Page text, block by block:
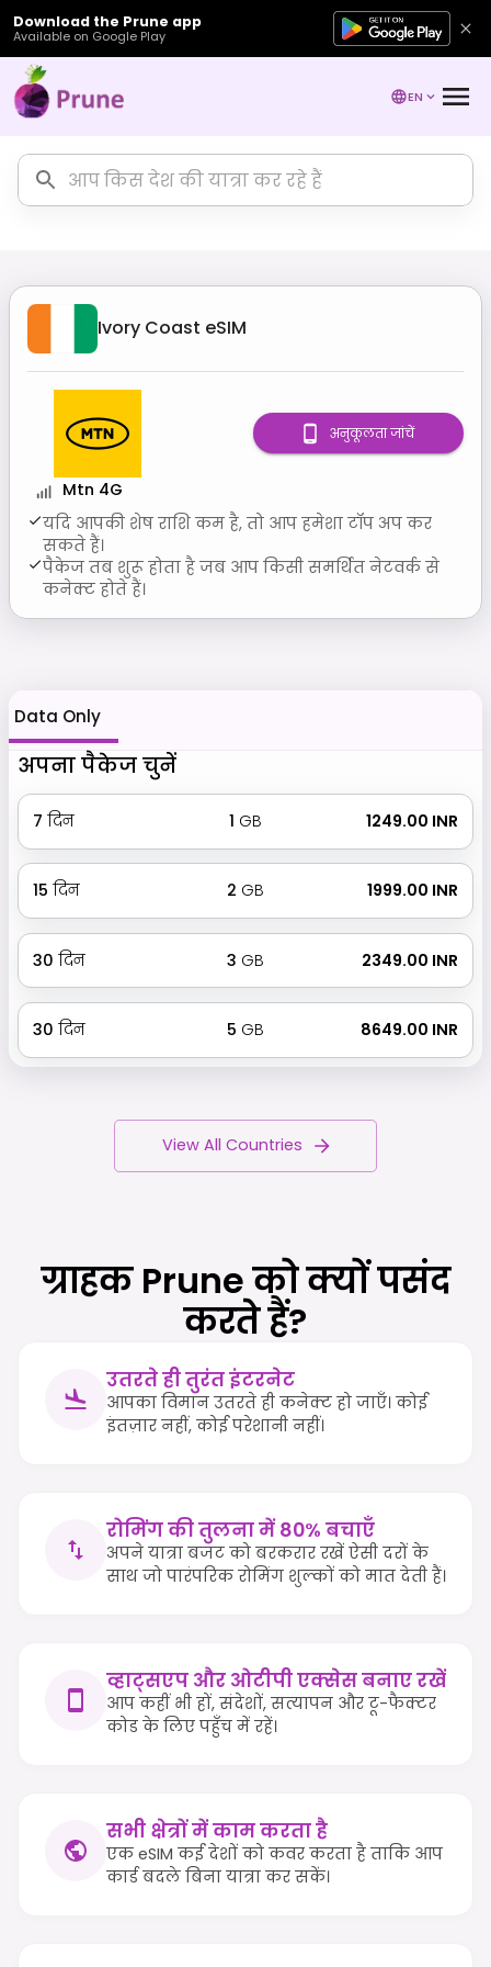
Download the Prune app
Available on Google Play
EN
Ivory Coast eSIM
Mtn 4G
यदि आपकी शेष राशि कम है, तो आप हमेशा टॉप अप कर
सकते हैं।
पैकेज तब शुरू होता है जब आप किसी समर्थित नेटवर्क से
कनेक्ट होते हैं।
अनुकूलता जांचें
Data Only
अपना पैकेज चुनें
7 दिन 1 GB ₹ 1249.00 INR
15 दिन 2 GB ₹ 1999.00 INR
30 दिन 3 GB ₹ 2349.00 INR
30 दिन 5 GB ₹ 8649.00 INR
View All Countries
ग्राहक Prune को क्यों पसंद
करते हैं?
उतरते ही तुरंत इंटरनेट
आपका विमान उतरते ही कनेक्ट हो जाएँ। कोई
इंतज़ार नहीं, कोई परेशानी नहीं।
रोमिंग की तुलना में 80% बचाएँ
अपने यात्रा बजट को बरकरार रखें ऐसी दरों के
साथ जो पारंपरिक रोमिंग शुल्कों को मात देती हैं।
व्हाट्सएप और ओटीपी एक्सेस बनाए रखें
आप कहीं भी हों, संदेशों, सत्यापन और टू-फैक्टर
कोड के लिए पहुँच में रहें।
सभी क्षेत्रों में काम करता है
एक eSIM कई देशों को कवर करता है ताकि आप
कार्ड बदले बिना यात्रा कर सकें।